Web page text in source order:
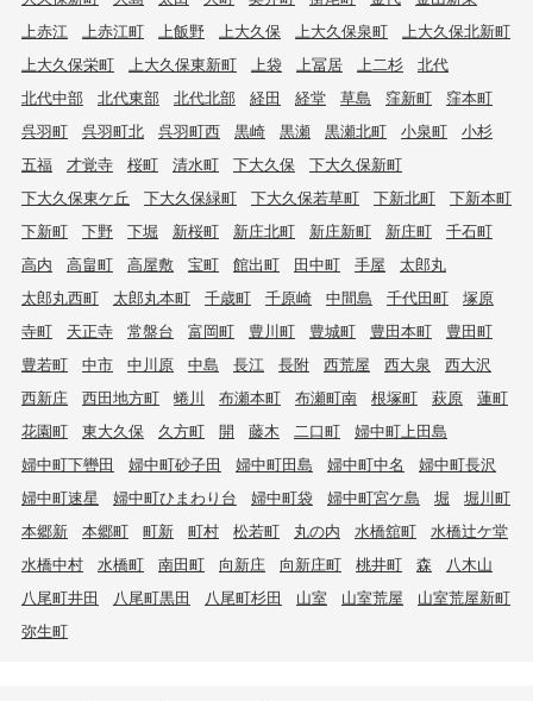
上赤江
上赤江町 上飯野 上大久保 上大久保泉町
上大久保北新町
上大久保栄町
上大久保東新町 上袋 上冨居 上二杉
北代
北代中部
北代東部 北代北部 経田 経堂 草島 窪新町
窪本町
呉羽町
呉羽町北 呉羽町西 黒崎 黒瀬 黒瀬北町 小泉町
小杉
五福
才覚寺 桜町 清水町 下大久保
下大久保新町
下大久保東ケ丘
下大久保緑町 下大久保若草町 下新北町
下新本町
下新町
下野 下堀 新桜町 新庄北町 新庄新町 新庄町
千石町
高内
高畠町 高屋敷 宝町 館出町 田中町 手屋
太郎丸
太郎丸西町
太郎丸本町 千歳町 千原崎 中間島 千代田町
塚原
寺町
天正寺 常盤台 富岡町 豊川町 豊城町 豊田本町
豊田町
豊若町
中市 中川原 中島 長江 長附 西荒屋 西大泉
西大沢
西新庄
西田地方町 蜷川 布瀬本町 布瀬町南 根塚町 萩原
蓮町
花園町
東大久保 久方町 開 藤木 二口町
婦中町上田島
婦中町下轡田
婦中町砂子田 婦中町田島 婦中町中名
婦中町長沢
婦中町速星
婦中町ひまわり台 婦中町袋 婦中町宮ケ島 堀
堀川町
本郷新
本郷町 町新 町村 松若町 丸の内 水橋舘町
水橋辻ケ堂
水橋中村
水橋町 南田町 向新庄 向新庄町 桃井町 森
八木山
八尾町井田
八尾町黒田 八尾町杉田 山室 山室荒屋
山室荒屋新町
弥生町